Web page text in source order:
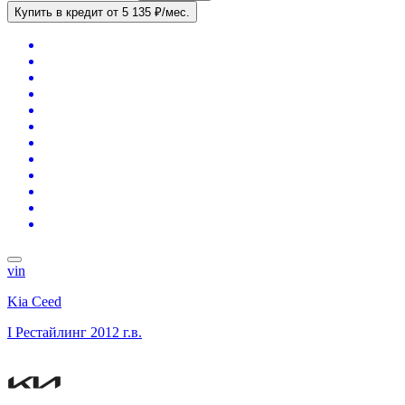
Купить в кредит от 5 135 ₽/мес.
vin
Kia Ceed
I Рестайлинг 2012 г.в.